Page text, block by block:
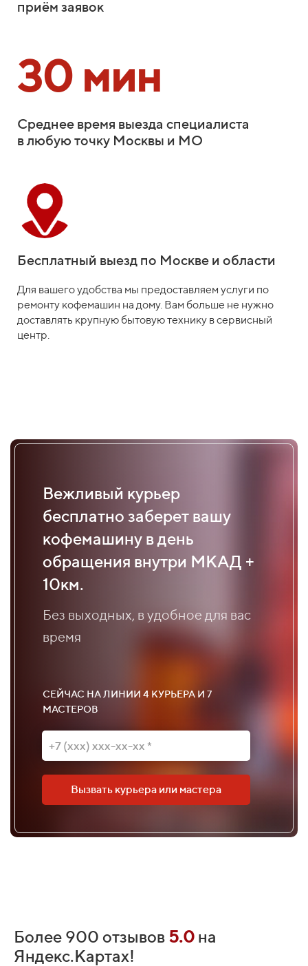
приём заявок
30 мин
Среднее время выезда специалиста
в любую точку Москвы и МО
Бесплатный выезд по Москве и области
Для вашего удобства мы предоставляем услуги по
ремонту кофемашин на дому. Вам больше не нужно
доставлять крупную бытовую технику в сервисный
центр.
Вежливый курьер
бесплатно заберет вашу
кофемашину в день
обращения внутри МКАД +
10км.
Без выходных, в удобное для вас
время
СЕЙЧАС НА ЛИНИИ 4 КУРЬЕРА И 7
МАСТЕРОВ
Вызвать курьера или мастера
Более 900 отзывов 5.0 на
Яндекс.Картах!